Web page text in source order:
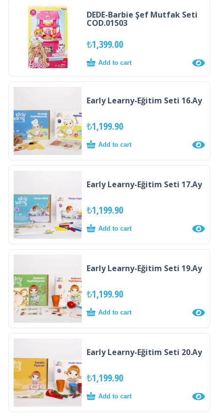
DEDE-Barbie Şef Mutfak Seti
COD.01503
₺1,399.00
Add to cart
Early Learny-Eğitim Seti 16.Ay
₺1,199.90
Add to cart
Early Learny-Eğitim Seti 17.Ay
₺1,199.90
Add to cart
Early Learny-Eğitim Seti 19.Ay
₺1,199.90
Add to cart
Early Learny-Eğitim Seti 20.Ay
₺1,199.90
Add to cart